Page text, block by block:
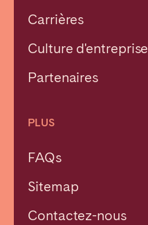
Carrières
Culture d'entreprise
Partenaires
PLUS
FAQs
Sitemap
Contactez-nous